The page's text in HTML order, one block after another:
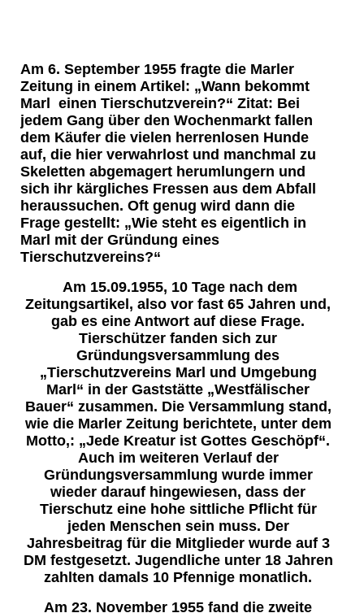
Am 6. September 1955 fragte die Marler
Zeitung in einem Artikel: „Wann bekommt
Marl einen Tierschutzverein?“ Zitat: Bei
jedem Gang über den Wochenmarkt fallen
dem Käufer die vielen herrenlosen Hunde
auf, die hier verwahrlost und manchmal zu
Skeletten abgemagert herumlungern und
sich ihr kärgliches Fressen aus dem Abfall
heraussuchen. Oft genug wird dann die
Frage gestellt: „Wie steht es eigentlich in
Marl mit der Gründung eines
Tierschutzvereins?“
Am 15.09.1955, 10 Tage nach dem
Zeitungsartikel, also vor fast 65 Jahren und,
gab es eine Antwort auf diese Frage.
Tierschützer fanden sich zur
Gründungsversammlung des
„Tierschutzvereins Marl und Umgebung
Marl“ in der Gaststätte „Westfälischer
Bauer“ zusammen. Die Versammlung stand,
wie die Marler Zeitung berichtete, unter dem
Motto,: „Jede Kreatur ist Gottes Geschöpf“.
Auch im weiteren Verlauf der
Gründungsversammlung wurde immer
wieder darauf hingewiesen, dass der
Tierschutz eine hohe sittliche Pflicht für
jeden Menschen sein muss. Der
Jahresbeitrag für die Mitglieder wurde auf 3
DM festgesetzt. Jugendliche unter 18 Jahren
zahlten damals 10 Pfennige monatlich.
Am 23. November 1955 fand die zweite